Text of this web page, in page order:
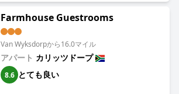
Farmhouse Guestrooms
Van Wyksdorpから16.0マイル
アパート カリッツドープ
8.6 とても良い